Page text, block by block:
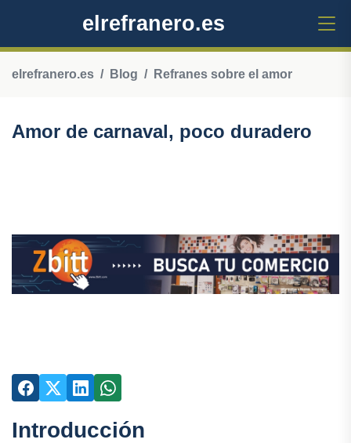
elrefranero.es
elrefranero.es Blog Refranes sobre el amor
Amor de carnaval, poco duradero
Introducción